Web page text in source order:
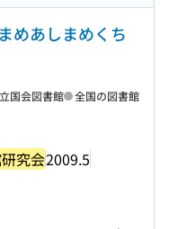
めあしまめくち
究会2009.5
国会図書館 全国の図書館